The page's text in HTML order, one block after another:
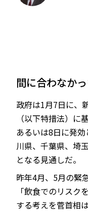
間に合わなか
政府は1月7日に、
（以下特措法）に
あるいは8日に発
川県、千葉県、埼
となる見通しだ。
昨年4月、5月の緊
「飲食でのリスク
する考えを菅首相